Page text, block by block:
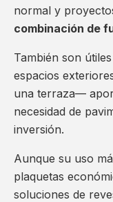
normal y
combinación de
También son
espacios
una terraza—
necesidad de
inversión.
Aunque su uso
plaquetas
soluciones de